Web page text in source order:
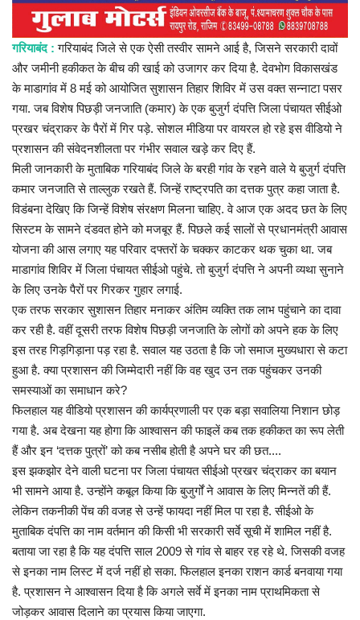
गरियाबंद : गरियाबंद जिले से एक ऐसी तस्वीर सामने आई है, जिसने सरकारी दावों
और जमीनी हकीकत के बीच की खाई को उजागर कर दिया है. देवभोग विकासखंड
के माडागांव में 8 मई को आयोजित सुशासन तिहार शिविर में उस वक्त सन्नाटा पसर
गया. जब विशेष पिछड़ी जनजाति (कमार) के एक बुजुर्ग दंपत्ति जिला पंचायत सीईओ
प्रखर चंद्राकर के पैरों में गिर पड़े. सोशल मीडिया पर वायरल हो रहे इस वीडियो ने
प्रशासन की संवेदनशीलता पर गंभीर सवाल खड़े कर दिए हैं.
मिली जानकारी के मुताबिक ​गरियाबंद जिले के बरही गांव के रहने वाले ये बुजुर्ग दंपत्ति
कमार जनजाति से ताल्लुक रखते हैं. जिन्हें राष्ट्रपति का दत्तक पुत्र कहा जाता है.
विडंबना देखिए कि जिन्हें विशेष संरक्षण मिलना चाहिए. वे आज एक अदद छत के लिए
सिस्टम के सामने दंडवत होने को मजबूर हैं. पिछले कई सालों से प्रधानमंत्री आवास
योजना की आस लगाए यह परिवार दफ्तरों के चक्कर काटकर थक चुका था. जब
माडागांव शिविर में जिला पंचायत सीईओ पहुंचे. तो बुजुर्ग दंपत्ति ने अपनी व्यथा सुनाने
के लिए उनके पैरों पर गिरकर गुहार लगाई.
​एक तरफ सरकार सुशासन तिहार मनाकर अंतिम व्यक्ति तक लाभ पहुंचाने का दावा
कर रही है. वहीं दूसरी तरफ विशेष पिछड़ी जनजाति के लोगों को अपने हक के लिए
इस तरह गिड़गिड़ाना पड़ रहा है. सवाल यह उठता है कि जो समाज मुख्यधारा से कटा
हुआ है. क्या प्रशासन की जिम्मेदारी नहीं कि वह खुद उन तक पहुंचकर उनकी
समस्याओं का समाधान करे?
​फिलहाल यह वीडियो प्रशासन की कार्यप्रणाली पर एक बड़ा सवालिया निशान छोड़
गया है. अब देखना यह होगा कि आश्वासन की फाइलें कब तक हकीकत का रूप लेती
हैं और इन ‘दत्तक पुत्रों’ को कब नसीब होती है अपने घर की छत....
इस झकझोर देने वाली घटना पर जिला पंचायत सीईओ प्रखर चंद्राकर का बयान
भी सामने आया है. उन्होंने कबूल किया कि बुजुर्गों ने आवास के लिए मिन्नतें की हैं.
लेकिन तकनीकी पेंच की वजह से उन्हें फायदा नहीं मिल पा रहा है. सीईओ के
मुताबिक दंपत्ति का नाम वर्तमान की किसी भी सरकारी सर्वे सूची में शामिल नहीं है.
बताया जा रहा है कि यह दंपत्ति साल 2009 से गांव से बाहर रह रहे थे. जिसकी वजह
से इनका नाम लिस्ट में दर्ज नहीं हो सका. फिलहाल इनका राशन कार्ड बनवाया गया
है. प्रशासन ने आश्वासन दिया है कि अगले सर्वे में इनका नाम प्राथमिकता से
जोड़कर आवास दिलाने का प्रयास किया जाएगा.